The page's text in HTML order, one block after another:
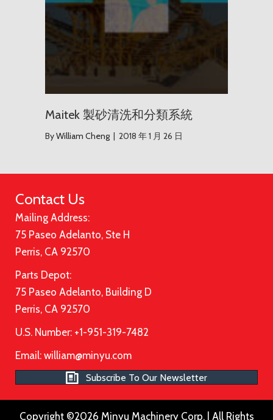
Maitek 製砂清洗和分類系統
ByWilliam Cheng 2018 年 1 月 26 日
Contact Us
Mailing Address:
75 Paseo Adelanto, Ste H
Perris, CA 92570
Parts Depot:
75 Paseo Adelanto, Building D
Perris, CA 92570
U.S. Number: +1-951-319-7482
Email: william@minyu.com
Subscribe To Our Newsletter
Copyright ©2026 Minyu Machinery Corp. | All Rights